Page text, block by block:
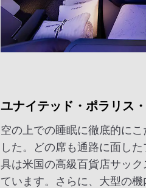
ユナイテッド・ポラリス
空の上での睡眠に徹底的に
した。どの席も通路に面し
具は米国の高級百貨店サッ
ています。さらに、大型の